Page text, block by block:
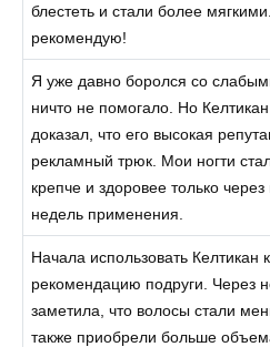
блестеть и стали более
рекомендую!
Я уже давно боролся со
ничто не помогало. Но
доказал, что его высокая
рекламный трюк. Мои ногти
крепче и здоровее только через
недель применения.
Начала использовать Келтикан
рекомендацию подруги. Через
заметила, что волосы стали
также приобрели больше